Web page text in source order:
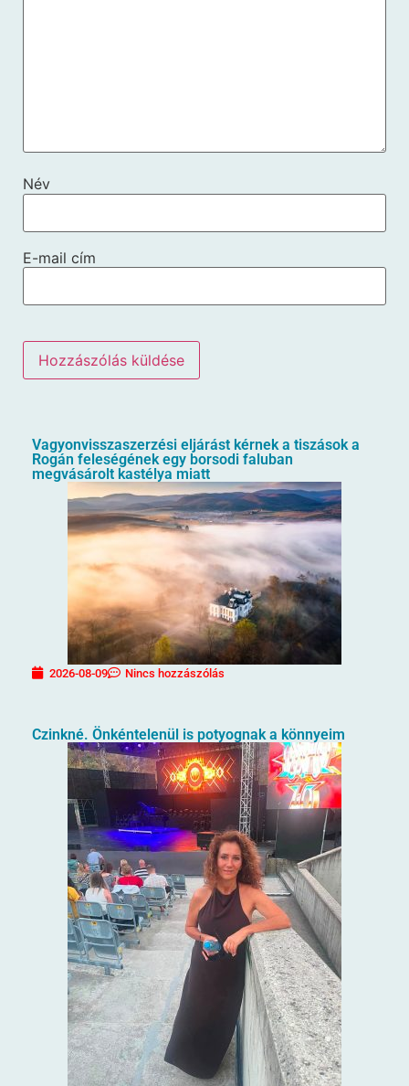
Név
E-mail cím
Vagyonvisszaszerzési eljárást kérnek a tiszások a
Rogán feleségének egy borsodi faluban
megvásárolt kastélya miatt
2026-08-09 Nincs hozzászólás
Czinkné. Önkéntelenül is potyognak a könnyeim